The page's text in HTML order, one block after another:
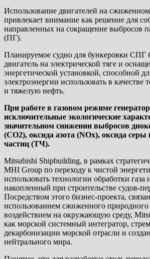
Использование двигателей на сжиженном
привлекает внимание как решение для
направленных на сокращение выбросов
(ПГ).
Планируемое судно для бункеровки СПГ
двигатель на электрической тяге и
энергетической установкой, способной
электроэнергии использовать в качестве
и тяжелую нефть.
При работе в газовом режиме
исключительные экологические
значительном снижении выбросов
(CO2), оксида азота (NOx), оксида
частиц (ТЧ).
Mitsubishi Shipbuilding, в рамках
MHI Group по переходу к чистой
использовать технологии обработки газа
накопленный при строительстве судов-
Посредством этого бизнес-проекта,
использованием сжиженного природного
воздействием на окружающую среду,
как морской системный интегратор,
декарбонизации морской отрасли и
нейтрального мира.